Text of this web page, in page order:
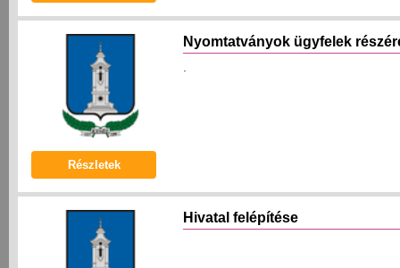
Nyomtatványok ügyfelek
Részletek
Hivatal felépítése